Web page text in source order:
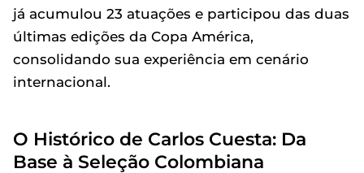
já acumulou 23 atuações e participou das duas
últimas edições da Copa América,
consolidando sua experiência em cenário
internacional.
O Histórico de Carlos Cuesta: Da
Base à Seleção Colombiana